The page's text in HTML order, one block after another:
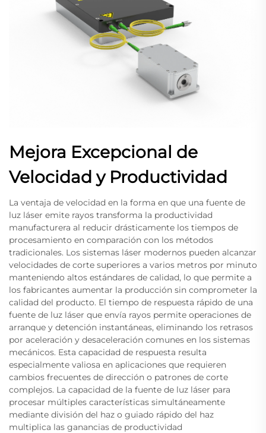
Mejora Excepcional de
Velocidad y Productividad
La ventaja de velocidad en la forma en que una fuente de
luz láser emite rayos transforma la productividad
manufacturera al reducir drásticamente los tiempos de
procesamiento en comparación con los métodos
tradicionales. Los sistemas láser modernos pueden alcanzar
velocidades de corte superiores a varios metros por minuto
manteniendo altos estándares de calidad, lo que permite a
los fabricantes aumentar la producción sin comprometer la
calidad del producto. El tiempo de respuesta rápido de una
fuente de luz láser que envía rayos permite operaciones de
arranque y detención instantáneas, eliminando los retrasos
por aceleración y desaceleración comunes en los sistemas
mecánicos. Esta capacidad de respuesta resulta
especialmente valiosa en aplicaciones que requieren
cambios frecuentes de dirección o patrones de corte
complejos. La capacidad de la fuente de luz láser para
procesar múltiples características simultáneamente
mediante división del haz o guiado rápido del haz
multiplica las ganancias de productividad